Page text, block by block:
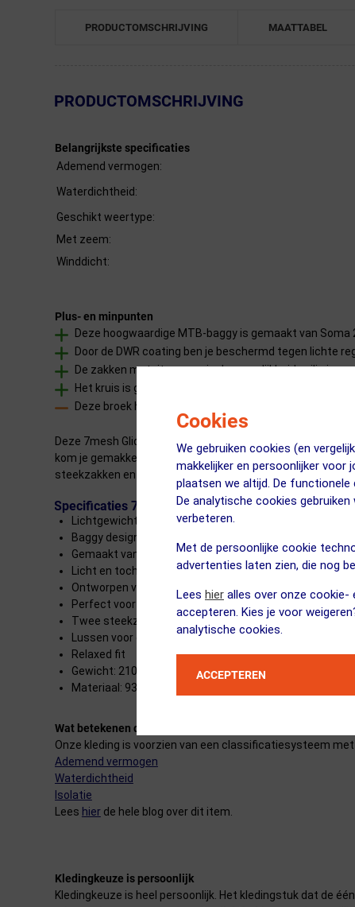
Cookies
We gebruiken cookies (en
makkelijker en persoonlijker voor
plaatsen we altijd. De
De analytische cookies
verbeteren.
Met de persoonlijke cookie
advertenties laten zien, die nog
Lees hier alles over onze cookie-
accepteren. Kies je voor
analytische cookies.
ACCEPTEREN
PRODUCTOMSCHRIJVING MAATTABEL
← Terug naar productnavigatie
PRODUCTOMSCHRIJVING
Belangrijkste specificaties
Ademend vermogen:
Waterdichtheid:
Geschikt weertype:
Met zeem:
Winddicht:
Plus- en minpunten
Deze hoogwaardige MTB-baggy is gemaakt van
Door de DWR coating ben je beschermd tegen lichte
De zakken met rits geven je de mogelijkheid veilig je
Het kruis is gemaakt van 4-way stretch, dat geeft je
Deze broek heeft geen zeem, voor lange tochten is
Deze 7mesh Glidepath MTB Fietsbroek is licht van
kom je gemakkelijk uit het zadel en heb je alle
steekzakken en een zakje met rits en heeft een
Specificaties 7mesh Glidepath MTB Fietsbroek Kort
Lichtgewicht MTB broek
Baggy design
Gemaakt van sneldrogende elastische stof
Licht en toch duurzaam en slijtvast
Ontworpen voor de rijdershouding voor een optimale
Perfect voor die rijders die vaak uit het zadel komen
Twee steekzakken en een zak met rits voor belangrijke
Lussen voor een riem en verstelstraps op de taille voor
Relaxed fit
Gewicht: 210 gram
Materiaal: 93% nylon, 7% elastaan
Wat betekenen die sterretjes precies?
Onze kleding is voorzien van een classificatiesysteem
Ademend vermogen
Waterdichtheid
Isolatie
Lees hierde hele blog over dit item.
Kledingkeuze is persoonlijk
Kledingkeuze is heel persoonlijk. Het kledingstuk dat de